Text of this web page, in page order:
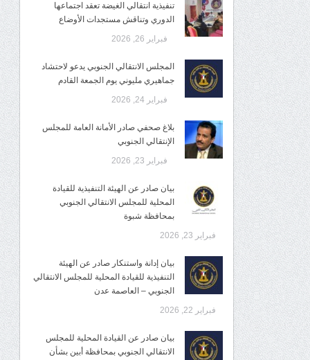
تنفيذية انتقالي الغيضة تعقد اجتماعها
الدوري وتناقش مستجدات الأوضاع
فبراير 26, 2026
المجلس الانتقالي الجنوبي يدعو لاحتشاد
جماهيري مليوني يوم الجمعة القادم
فبراير 24, 2026
بلاغ صحفي صادر الأمانة العامة للمجلس
الإنتقالي الجنوبي
فبراير 23, 2026
بيان صادر عن الهيئة التنفيذية للقيادة
المحلية للمجلس الانتقالي الجنوبي
بمحافظة شبوة
فبراير 23, 2026
بيان إدانة واستنكار صادر عن الهيئة
التنفيذية للقيادة المحلية للمجلس الانتقالي
الجنوبي – العاصمة عدن
فبراير 22, 2026
بيان صادر عن القيادة المحلية للمجلس
الانتقالي الجنوبي بمحافظة أبين بشأن